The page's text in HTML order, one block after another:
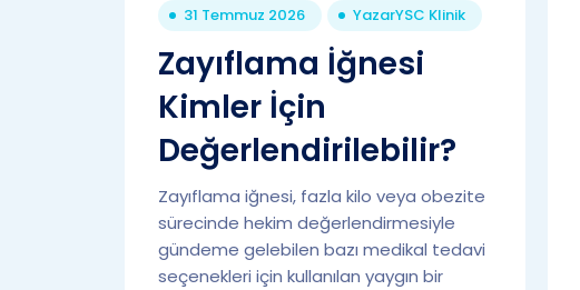
31 Temmuz 2026 YazarYSC Klinik
Zayıflama İğnesi
Kimler İçin
Değerlendirilebilir?
Zayıflama iğnesi, fazla kilo veya obezite
sürecinde hekim değerlendirmesiyle
gündeme gelebilen bazı medikal tedavi
seçenekleri için kullanılan yaygın bir